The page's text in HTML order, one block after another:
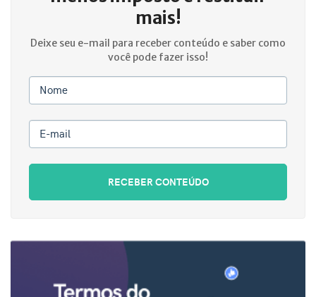
mais!
Deixe seu e-mail para receber conteúdo e saber como
você pode fazer isso!
Nome
E-mail
RECEBER CONTEÚDO